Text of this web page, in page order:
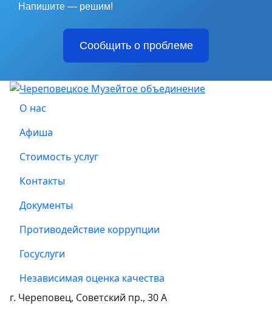
Напишите — решим!
Сообщить о проблеме
О нас
Афиша
Стоимость услуг
Контакты
Документы
Противодействие коррупции
Госуслуги
Независимая оценка качества
г. Череповец, Советский пр., 30 А